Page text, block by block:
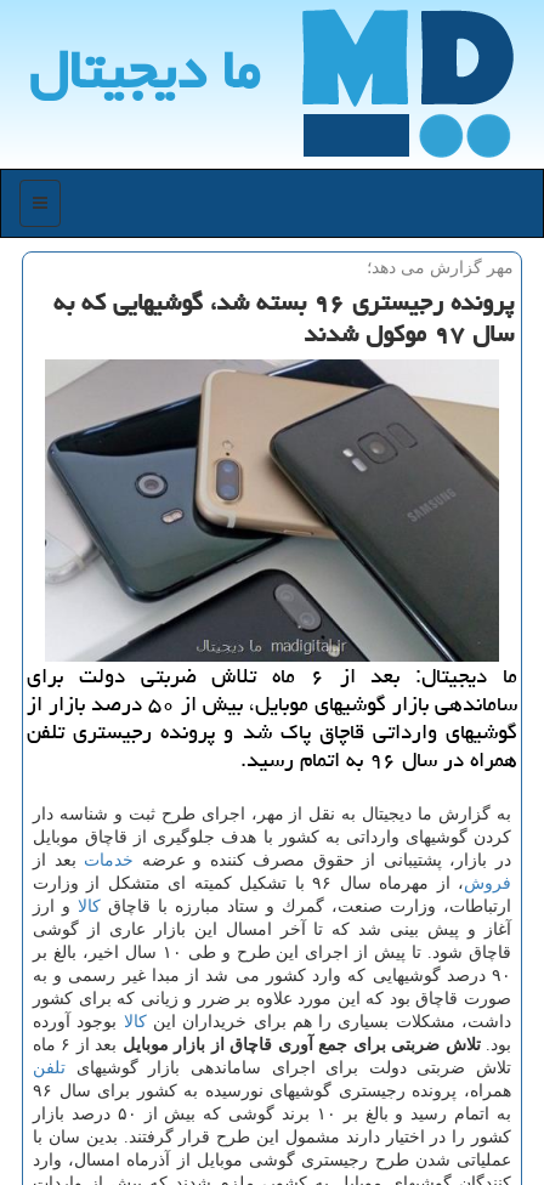
ما دیجیتال
منو
مهر گزارش می دهد؛
پرونده رجیستری ۹۶ بسته شد، گوشیهایی كه به
سال ۹۷ موكول شدند
ما دیجیتال: بعد از ۶ ماه تلاش ضربتی دولت برای
ساماندهی بازار گوشیهای موبایل، بیش از ۵۰ درصد بازار از
گوشیهای وارداتی قاچاق پاك شد و پرونده رجیستری تلفن
همراه در سال ۹۶ به اتمام رسید.
به گزارش ما دیجیتال به نقل از مهر، اجرای طرح ثبت و شناسه دار
كردن گوشیهای وارداتی به كشور با هدف جلوگیری از قاچاق موبایل
در بازار، پشتیبانی از حقوق مصرف كننده و عرضه خدمات بعد از
فروش
، از مهرماه سال ۹۶ با تشكیل كمیته ای متشكل از وزارت
ارتباطات، وزارت صنعت، گمرك و ستاد مبارزه با قاچاق كالا و ارز
آغاز و پیش بینی شد كه تا آخر امسال این بازار عاری از گوشی
قاچاق شود. تا پیش از اجرای این طرح و طی ۱۰ سال اخیر، بالغ بر
۹۰ درصد گوشیهایی كه وارد كشور می شد از مبدا غیر رسمی و به
صورت قاچاق بود كه این مورد علاوه بر ضرر و زیانی كه برای كشور
داشت، مشكلات بسیاری را هم برای خریداران اینكالا بوجود آورده
بود.تلاش ضربتی برای جمع آوری قاچاق از بازار موبایل
بعد از ۶ ماه
تلاش ضربتی دولت برای اجرای ساماندهی بازار گوشیهای تلفن
همراه، پرونده رجیستری گوشیهای نورسیده به كشور برای سال ۹۶
به اتمام رسید و بالغ بر ۱۰ برند گوشی كه بیش از ۵۰ درصد بازار
كشور را در اختیار دارند مشمول این طرح قرار گرفتند. بدین سان با
عملیاتی شدن طرح رجیستری گوشی موبایل از آذرماه امسال، وارد